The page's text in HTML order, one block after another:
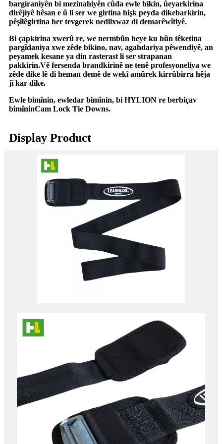
bargiraniyên bi mezinahiyên cûda ewle bikin, ûeyarkirina
dirêjiyê hêsan e û li ser we girtina hişk peyda dikebarkirin,
pêşîlêgirtina her tevgerek nedilxwaz di demarêwîtiyê.
Bi çapkirina xwerû re, we nermbûn heye ku hûn têketina
pargîdaniya xwe zêde bikino, nav, agahdariya pêwendiyê, an
peyamek kesane ya din rasterast li ser strapanan
pakkirin.Vê fersenda brandkirinê ne tenê profesyoneliya we
zêde dike lê di heman demê de wekî amûrek kirrûbirra hêja
jî kar dike.
Ewle bimînin, ewledar bimînin, bi HYLION re berbiçav
bimîninCam Lock Tie Downs.
Display Product